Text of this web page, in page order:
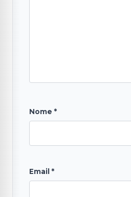
Nome *
Email *